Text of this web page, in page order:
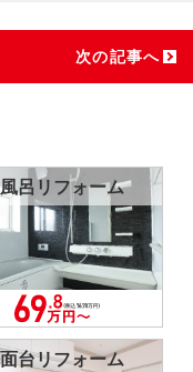
次の記事へ
呂リフォーム
台リフォーム